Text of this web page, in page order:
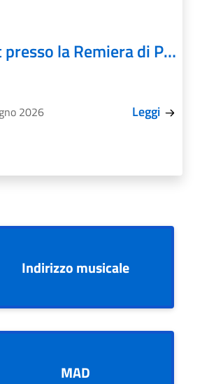
Dragon Boat presso la Remiera di Punta San Giuliano
2026 Leggi
Indirizzo musicale
MAD